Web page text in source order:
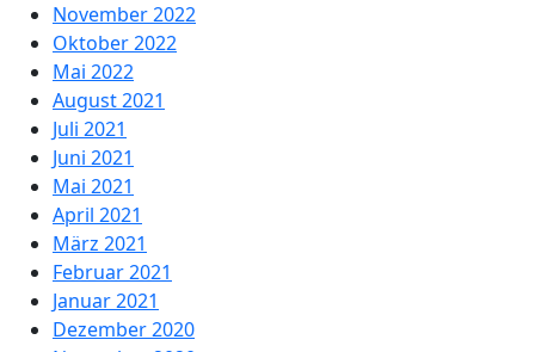
November 2022
Oktober 2022
Mai 2022
August 2021
Juli 2021
Juni 2021
Mai 2021
April 2021
März 2021
Februar 2021
Januar 2021
Dezember 2020